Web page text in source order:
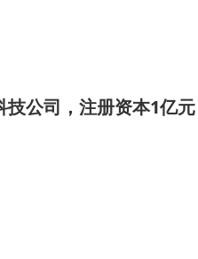
公司，注册资本1亿元